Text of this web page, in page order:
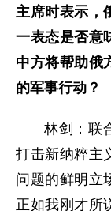
主席时表示，
一表态是否意
中方将帮助俄
的军事行动？
林剑：联
打击新纳粹主
问题的鲜明立
正如我刚才所